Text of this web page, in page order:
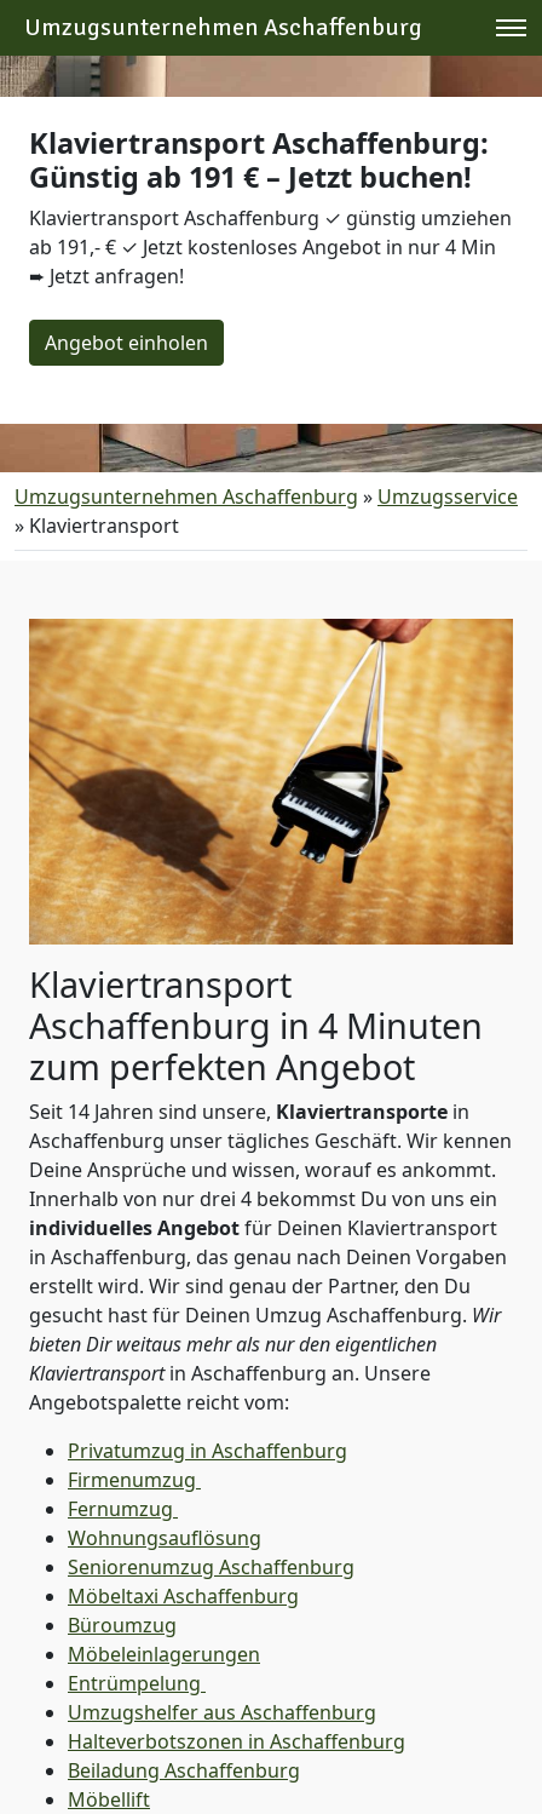
Umzugsunternehmen Aschaffenburg
Klaviertransport Aschaffenburg:
Günstig ab 191 € – Jetzt buchen!
Klaviertransport Aschaffenburg ✓ günstig umziehen
ab 191,- € ✓ Jetzt kostenloses Angebot in nur 4 Min
➨ Jetzt anfragen!
Angebot einholen
Umzugsunternehmen Aschaffenburg » Umzugsservice
» Klaviertransport
Klaviertransport
Aschaffenburg in 4 Minuten
zum perfekten Angebot
Seit 14 Jahren sind unsere, Klaviertransporte in
Aschaffenburg unser tägliches Geschäft. Wir kennen
Deine Ansprüche und wissen, worauf es ankommt.
Innerhalb von nur drei 4 bekommst Du von uns ein
individuelles Angebotfür Deinen Klaviertransport
in Aschaffenburg, das genau nach Deinen Vorgaben
erstellt wird. Wir sind genau der Partner, den Du
gesucht hast für Deinen Umzug Aschaffenburg. Wir
bieten Dir weitaus mehr als nur den eigentlichen
Klaviertransportin Aschaffenburg an. Unsere
Angebotspalette reicht vom:
Privatumzug in Aschaffenburg
Firmenumzug
Fernumzug
Wohnungsauflösung
Seniorenumzug Aschaffenburg
Möbeltaxi Aschaffenburg
Büroumzug
Möbeleinlagerungen
Entrümpelung
Umzugshelfer aus Aschaffenburg
Halteverbotszonen in Aschaffenburg
Beiladung Aschaffenburg
Möbellift